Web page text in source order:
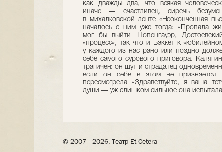
как дважды два, что всякая
иначе — счастливец, сиречь
в михалковской ленте «Неоконченная
началось с ним уже тогда: «Пропала
мог бы выйти Шопенгауэр,
«процесс», так что и Бэккет к
у каждого из нас рано или поздно
себе самого сурового приговора.
трагичен: он шут и страдалец
если он себе в этом не
пересмотрела «Здравствуйте, я ваша
души — уж слишком сильное она испытала
© 2007– 2026, Театр Et Cetera